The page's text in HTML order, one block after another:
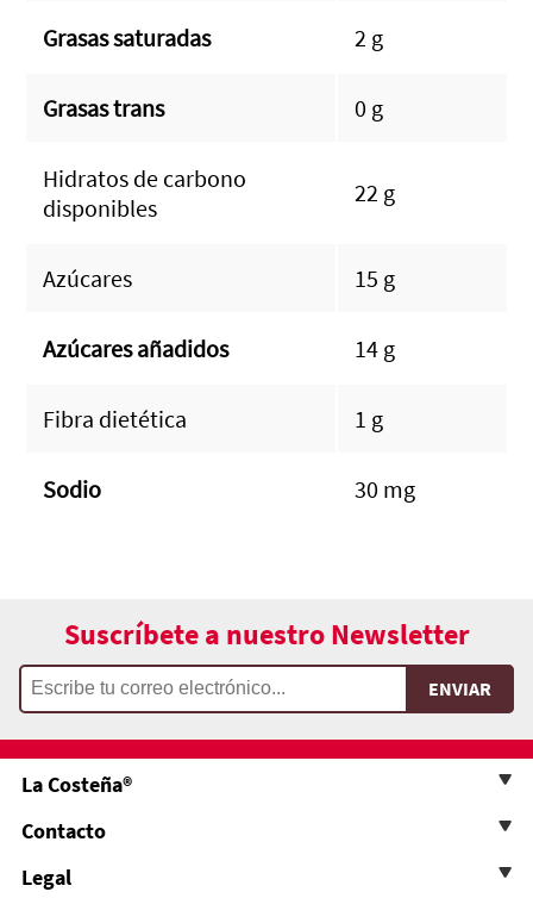
Grasas saturadas 2 g
Grasas trans 0 g
Hidratos de carbono
disponibles
22 g
Azúcares 15 g
Azúcares añadidos 14 g
Fibra dietética 1 g
Sodio 30 mg
Suscríbete a nuestro Newsletter
La Costeña®
Contacto
Legal